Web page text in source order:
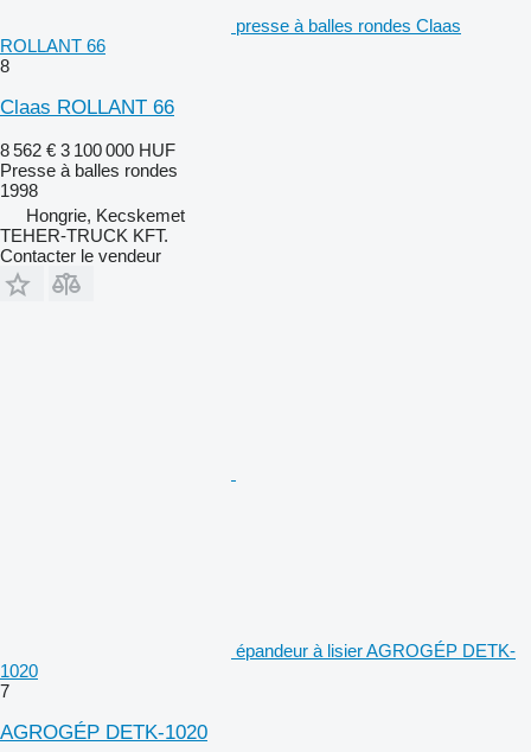
presse à balles rondes Claas
ROLLANT 66
8
Claas ROLLANT 66
8 562 € 3 100 000 HUF
Presse à balles rondes
1998
Hongrie, Kecskemet
TEHER-TRUCK KFT.
Contacter le vendeur
épandeur à lisier AGROGÉP DETK-
1020
7
AGROGÉP DETK-1020